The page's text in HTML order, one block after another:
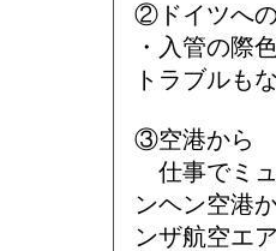
②ドイツへ
・入管の際
トラブルも
③空港から
仕事でミ
ンヘン空港
ンザ航空エ